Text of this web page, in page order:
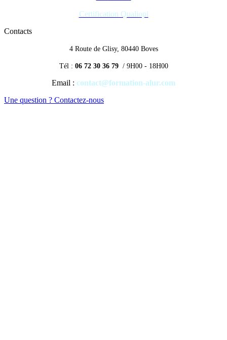
Certification Qualiopi
Contacts
4 Route de Glisy, 80440 Boves
Tél : 06 72 30 36 79 / 9H00 - 18H00
Email : contact@formation-alur.com
Une question ? Contactez-nous